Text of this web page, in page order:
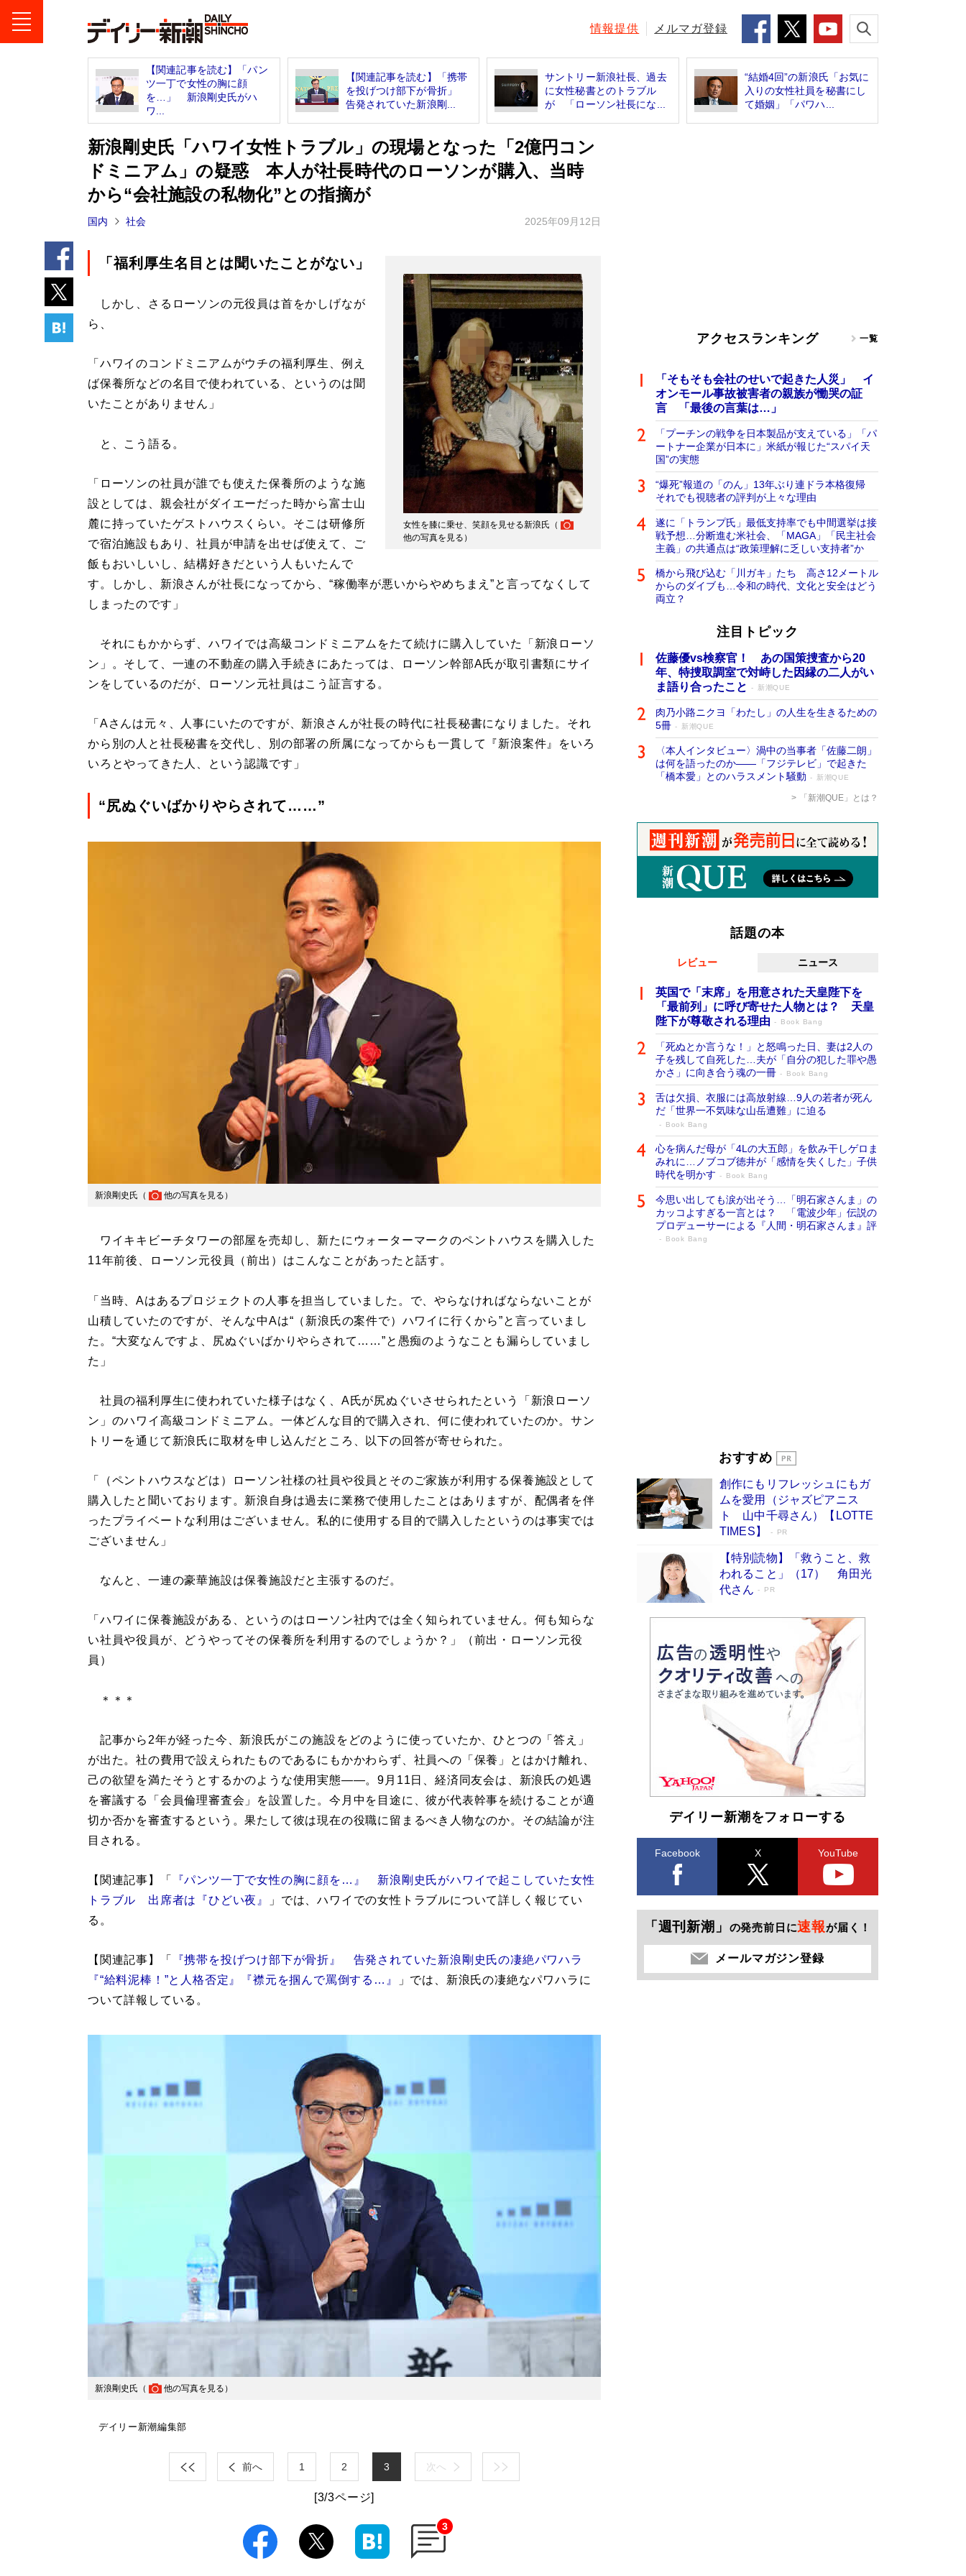
情報提供 メルマガ登録
【関連記事を読む】「パン
ツ一丁で女性の胸に顔
を…」 新浪剛史氏がハ
ワ...
【関連記事を読む】「携帯
を投げつけ部下が骨折」
告発されていた新浪剛...
サントリー新浪社長、過去
に女性秘書とのトラブル
が 「ローソン社長にな...
“結婚4回”の新浪氏「お気に
入りの女性社員を秘書にし
て婚姻」「パワハ...
新浪剛史氏「ハワイ女性トラブル」の現場となった「2億円コン
ドミニアム」の疑惑 本人が社長時代のローソンが購入、当時
から“会社施設の私物化”との指摘が
国内 社会 2025年09月12日
女性を膝に乗せ、笑顔を見せる新浪氏（
他の写真を見る ）
「福利厚生名目とは聞いたことがない」
しかし、さるローソンの元役員は首をかしげなが
ら、
「ハワイのコンドミニアムがウチの福利厚生、例え
ば保養所などの名目で使われている、というのは聞
いたことがありません」
と、こう語る。
「ローソンの社員が誰でも使えた保養所のような施
設としては、親会社がダイエーだった時から富士山
麓に持っていたゲストハウスくらい。そこは研修所
で宿泊施設もあり、社員が申請を出せば使えて、ご
飯もおいしいし、結構好きだという人もいたんで
す。しかし、新浪さんが社長になってから、“稼働率が悪いからやめちまえ”と言ってなくして
しまったのです」
それにもかからず、ハワイでは高級コンドミニアムをたて続けに購入していた「新浪ローソ
ン」。そして、一連の不動産の購入手続きにあたっては、ローソン幹部A氏が取引書類にサイ
ンをしているのだが、ローソン元社員はこう証言する。
「Aさんは元々、人事にいたのですが、新浪さんが社長の時代に社長秘書になりました。それ
から別の人と社長秘書を交代し、別の部署の所属になってからも一貫して『新浪案件』をいろ
いろとやってきた人、という認識です」
“尻ぬぐいばかりやらされて……”
新浪剛史氏（ 他の写真を見る ）
ワイキキビーチタワーの部屋を売却し、新たにウォーターマークのペントハウスを購入した
11年前後、ローソン元役員（前出）はこんなことがあったと話す。
「当時、Aはあるプロジェクトの人事を担当していました。で、やらなければならないことが
山積していたのですが、そんな中Aは“（新浪氏の案件で）ハワイに行くから”と言っていまし
た。“大変なんですよ、尻ぬぐいばかりやらされて……”と愚痴のようなことも漏らしていまし
た」
社員の福利厚生に使われていた様子はなく、A氏が尻ぬぐいさせられたという「新浪ローソ
ン」のハワイ高級コンドミニアム。一体どんな目的で購入され、何に使われていたのか。サン
トリーを通じて新浪氏に取材を申し込んだところ、以下の回答が寄せられた。
「（ペントハウスなどは）ローソン社様の社員や役員とそのご家族が利用する保養施設として
購入したと聞いております。新浪自身は過去に業務で使用したことはありますが、配偶者を伴
ったプライベートな利用はございません。私的に使用する目的で購入したというのは事実では
ございません」
なんと、一連の豪華施設は保養施設だと主張するのだ。
「ハワイに保養施設がある、というのはローソン社内では全く知られていません。何も知らな
い社員や役員が、どうやってその保養所を利用するのでしょうか？」（前出・ローソン元役
員）
＊＊＊
記事から2年が経った今、新浪氏がこの施設をどのように使っていたか、ひとつの「答え」
が出た。社の費用で設えられたものであるにもかかわらず、社員への「保養」とはかけ離れ、
己の欲望を満たそうとするかのような使用実態――。9月11日、経済同友会は、新浪氏の処遇
を審議する「会員倫理審査会」を設置した。今月中を目途に、彼が代表幹事を続けることが適
切か否かを審査するという。果たして彼は現在の役職に留まるべき人物なのか。その結論が注
目される。
【関連記事】「
『パンツ一丁で女性の胸に顔を…』 新浪剛史氏がハワイで起こしていた女性
トラブル 出席者は『ひどい夜』
」では、ハワイでの女性トラブルについて詳しく報じてい
る。
【関連記事】「
『携帯を投げつけ部下が骨折』 告発されていた新浪剛史氏の凄絶パワハラ
『“給料泥棒！”と人格否定』『襟元を掴んで罵倒する…』
」では、新浪氏の凄絶なパワハラに
ついて詳報している。
新浪剛史氏（ 他の写真を見る ）
デイリー新潮編集部
前へ 1 2 3 次へ
[3/3ページ]
3
アクセスランキング 一覧
「そもそも会社のせいで起きた人災」 イ
オンモール事故被害者の親族が慟哭の証
言 「最後の言葉は…」
「プーチンの戦争を日本製品が支えている」「パ
ートナー企業が日本に」米紙が報じた“スパイ天
国”の実態
“爆死”報道の「のん」13年ぶり連ドラ本格復帰
それでも視聴者の評判が上々な理由
遂に「トランプ氏」最低支持率でも中間選挙は接
戦予想…分断進む米社会、「MAGA」「民主社会
主義」の共通点は“政策理解に乏しい支持者”か
橋から飛び込む「川ガキ」たち 高さ12メートル
からのダイブも…令和の時代、文化と安全はどう
両立？
注目トピック
佐藤優vs検察官！ あの国策捜査から20
年、特捜取調室で対峙した因縁の二人がい
ま語り合ったこと
新潮QUE
肉乃小路ニクヨ「わたし」の人生を生きるための
5冊
新潮QUE
〈本人インタビュー〉渦中の当事者「佐藤二朗」
は何を語ったのか――「フジテレビ」で起きた
「橋本愛」とのハラスメント騒動
新潮QUE
「新潮QUE」とは？
話題の本
レビュー ニュース
英国で「末席」を用意された天皇陛下を
「最前列」に呼び寄せた人物とは？ 天皇
陛下が尊敬される理由
Book Bang
「死ぬとか言うな！」と怒鳴った日、妻は2人の
子を残して自死した…夫が「自分の犯した罪や愚
かさ」に向き合う魂の一冊
Book Bang
舌は欠損、衣服には高放射線…9人の若者が死ん
だ「世界一不気味な山岳遭難」に迫る
Book Bang
心を病んだ母が「4Lの大五郎」を飲み干しゲロま
みれに…ノブコブ徳井が「感情を失くした」子供
時代を明かす
Book Bang
今思い出しても涙が出そう…「明石家さんま」の
カッコよすぎる一言とは？ 「電波少年」伝説の
プロデューサーによる『人間・明石家さんま』評
Book Bang
開発への関心を押し上げた18年の物語に幕 特装
Book Bang
「不意に涙が出そうに…」高嶋政伸が明かし
た“13歳の娘を暴行する役”への葛藤 インティマ
シーコーディネーターに支えられたNHK『大奥』
おすすめ
創作にもリフレッシュにもガ
ムを愛用（ジャズピアニス
ト 山中千尋さん）【LOTTE
TIMES】
PR
【特別読物】「救うこと、救
われること」（17） 角田光
代さん
PR
デイリー新潮をフォローする
Facebook X YouTube
「週刊新潮」 の発売前日に速報が届く！
メールマガジン登録